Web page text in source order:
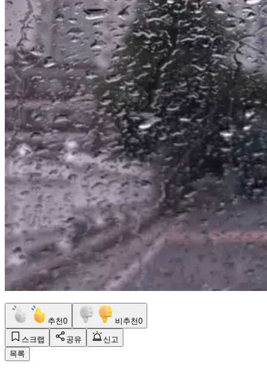
추천0 비추천0
스크랩 공유
신고
목록